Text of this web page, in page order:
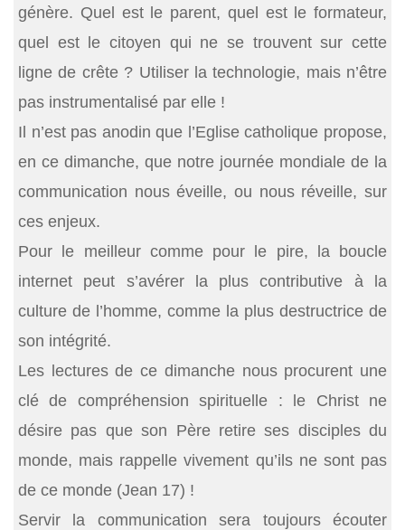
génère. Quel est le parent, quel est le formateur,
quel est le citoyen qui ne se trouvent sur cette
ligne de crête ? Utiliser la technologie, mais n’être
pas instrumentalisé par elle !
Il n’est pas anodin que l’Eglise catholique propose,
en ce dimanche, que notre journée mondiale de la
communication nous éveille, ou nous réveille, sur
ces enjeux.
Pour le meilleur comme pour le pire, la boucle
internet peut s’avérer la plus contributive à la
culture de l’homme, comme la plus destructrice de
son intégrité.
Les lectures de ce dimanche nous procurent une
clé de compréhension spirituelle : le Christ ne
désire pas que son Père retire ses disciples du
monde, mais rappelle vivement qu’ils ne sont pas
de ce monde (Jean 17) !
Servir la communication sera toujours écouter